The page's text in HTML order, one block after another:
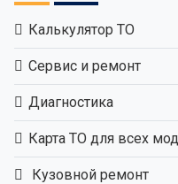
Калькулятор ТО
Сервис и ремонт
Диагностика
Карта ТО для всех
Кузовной ремонт